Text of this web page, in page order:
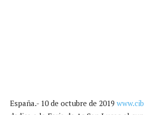
España.- 10 de octubre de 2019